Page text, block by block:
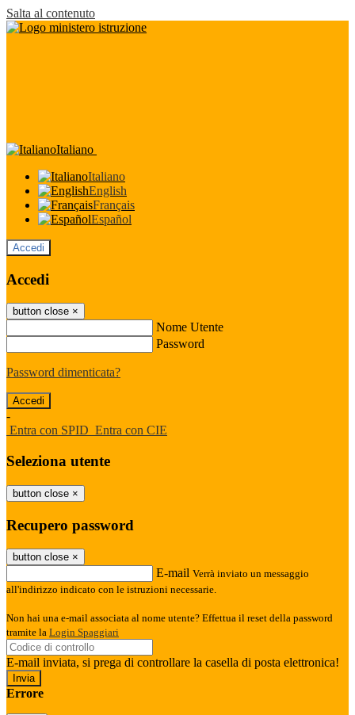
Salta al contenuto
Italiano
Italiano
English
Français
Español
Accedi
Accedi
button close ×
Nome Utente
Password
Password dimenticata?
-
Entra con SPID Entra con CIE
Seleziona utente
button close ×
Recupero password
button close ×
E-mail Verrà inviato un messaggio
all'indirizzo indicato con le istruzioni necessarie.
Non hai una e-mail associata al nome utente? Effettua il reset della password
tramite la Login Spaggiari
E-mail inviata, si prega di controllare la casella di posta elettronica!
Errore